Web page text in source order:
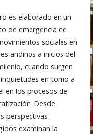
es elaborado en un
de emergencia de
sociales en
andinos a inicios del
cuando surgen
en torno a
en los procesos de
Desde
perspectivas
examinan la